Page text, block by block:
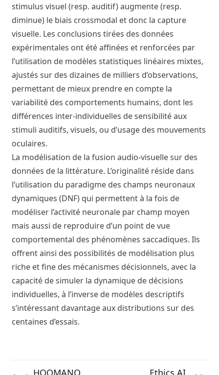
stimulus visuel (resp. auditif) augmente (resp.
diminue) le biais crossmodal et donc la capture
visuelle. Les conclusions tirées des données
expérimentales ont été affinées et renforcées par
l’utilisation de modèles statistiques linéaires mixtes,
ajustés sur des dizaines de milliers d’observations,
permettant de mieux prendre en compte la
variabilité des comportements humains, dont les
différences inter-individuelles de sensibilité aux
stimuli auditifs, visuels, ou d’usage des mouvements
oculaires.
La modélisation de la fusion audio-visuelle sur des
données de la littérature. L’originalité réside dans
l’utilisation du paradigme des champs neuronaux
dynamiques (DNF) qui permettent à la fois de
modéliser l’activité neuronale par champ moyen
mais aussi de reproduire d’un point de vue
comportemental des phénomènes saccadiques. Ils
offrent ainsi des possibilités de modélisation plus
riche et fine des mécanismes décisionnels, avec la
capacité de simuler la dynamique de décisions
individuelles, à l’inverse de modèles descriptifs
s’intéressant davantage aux distributions sur des
centaines d’essais.
HOOMANO Ethics.AI